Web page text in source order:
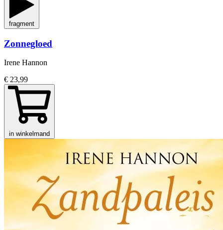
fragment
Zonnegloed
Irene Hannon
€ 23,99
in winkelmand